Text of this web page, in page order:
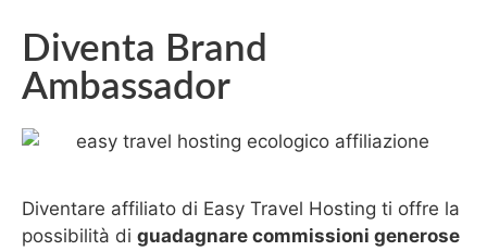
Diventa Brand
Ambassador
Diventare affiliato di Easy Travel Hosting ti offre la
possibilità di guadagnare commissioni generose